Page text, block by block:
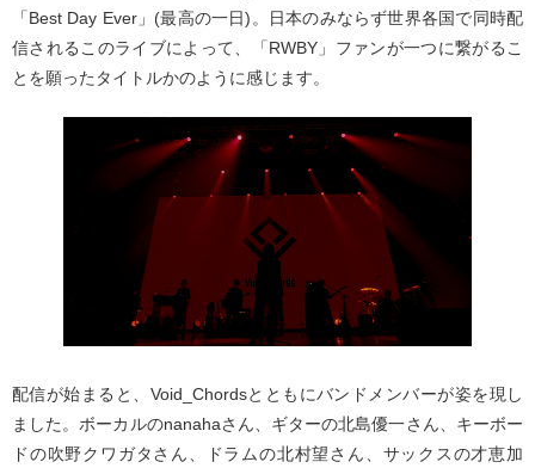
「Best Day Ever」(最高の一日)。日本のみならず世界各国で同時配
信されるこのライブによって、「RWBY」ファンが一つに繋がるこ
とを願ったタイトルかのように感じます。
配信が始まると、Void_Chordsとともにバンドメンバーが姿を現し
ました。ボーカルのnanahaさん、ギターの北島優一さん、キーボー
ドの吹野クワガタさん、ドラムの北村望さん、サックスの才恵加